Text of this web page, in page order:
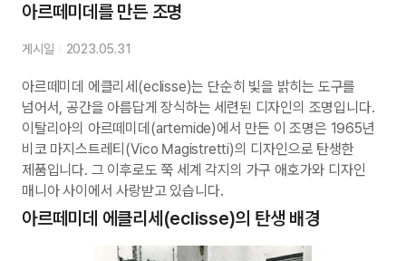
아르떼미데를 만든 조명
게시일 2023.05.31
아르떼미데 에클리세(eclisse)는 단순히 빛을 밝히는 도구를
넘어서, 공간을 아름답게 장식하는 세련된 디자인의 조명입니다.
이탈리아의 아르떼미데(artemide)에서 만든 이 조명은 1965년
비코 마지스트레티(Vico Magistretti)의 디자인으로 탄생한
제품입니다. 그 이후로도 쭉 세계 각지의 가구 애호가와 디자인
매니아 사이에서 사랑받고 있습니다.
아르떼미데 에클리세(eclisse)의 탄생 배경